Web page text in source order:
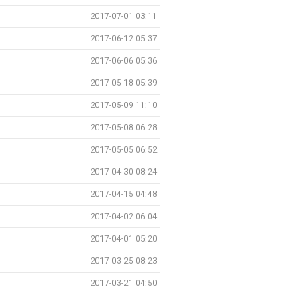
2017-07-01 03:11
2017-06-12 05:37
2017-06-06 05:36
2017-05-18 05:39
2017-05-09 11:10
2017-05-08 06:28
2017-05-05 06:52
2017-04-30 08:24
2017-04-15 04:48
2017-04-02 06:04
2017-04-01 05:20
2017-03-25 08:23
2017-03-21 04:50